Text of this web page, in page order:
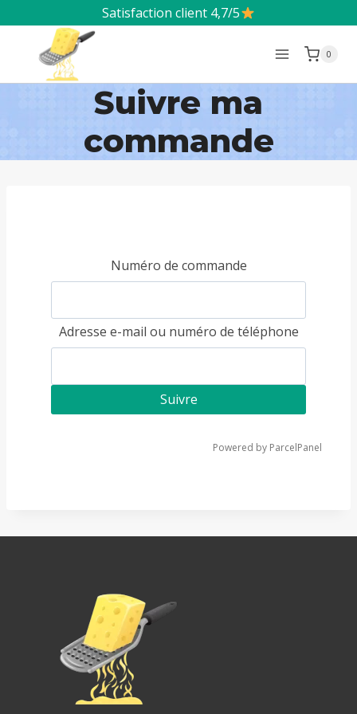
contenu
Satisfaction client 4,7/5
0
Suivre ma
commande
Numéro de commande
Adresse e-mail ou numéro de téléphone
Suivre
Powered by ParcelPanel